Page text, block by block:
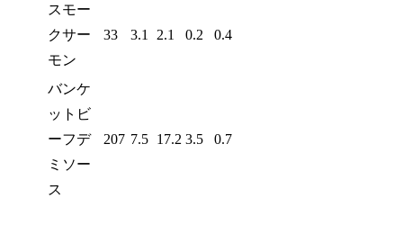
スモー
クサー
モン
33 3.1 2.1 0.2 0.4
バンケ
ットビ
ーフデ
ミソー
ス
207 7.5 17.2 3.5 0.7